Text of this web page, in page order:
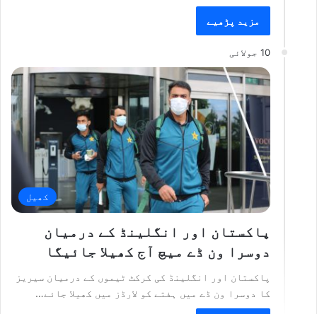
مزید پڑھیے
10 جولائی
کھیل
پاکستان اور انگلینڈ کے درمیان
دوسرا ون ڈے میچ آج کھیلا جائیگا
پاکستان اور انگلینڈ کی کرکٹ ٹیموں کے درمیان سیریز
کا دوسرا ون ڈے میں ہفتے کو لارڈز میں کھیلا جائے…